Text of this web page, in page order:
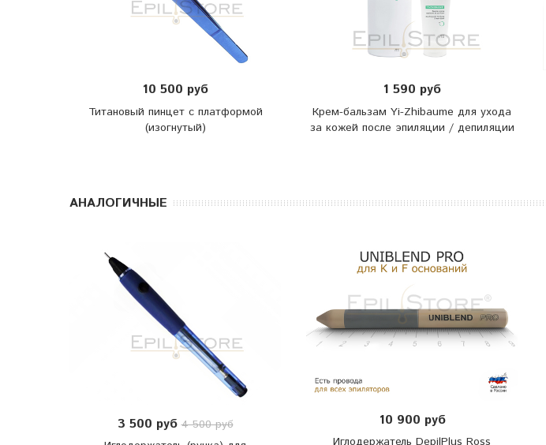
10 500 руб
Титановый пинцет с платформой
(изогнутый)
1 590 руб
Крем-бальзам Yi-Zhibaume для ухода
за кожей после эпиляции / депиляции
АНАЛОГИЧНЫЕ
3 500 руб4 500 руб
10 900 руб